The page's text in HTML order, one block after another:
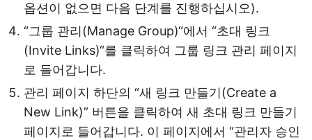
옵션이 없으면 다음 단계를 진행하십시오).
“그룹 관리(Manage Group)“에서 “초대 링크
(Invite Links)“를 클릭하여 그룹 링크 관리 페이지
로 들어갑니다.
관리 페이지 하단의 “새 링크 만들기(Create a
New Link)” 버튼을 클릭하여 새 초대 링크 만들기
페이지로 들어갑니다. 이 페이지에서 “관리자 승인